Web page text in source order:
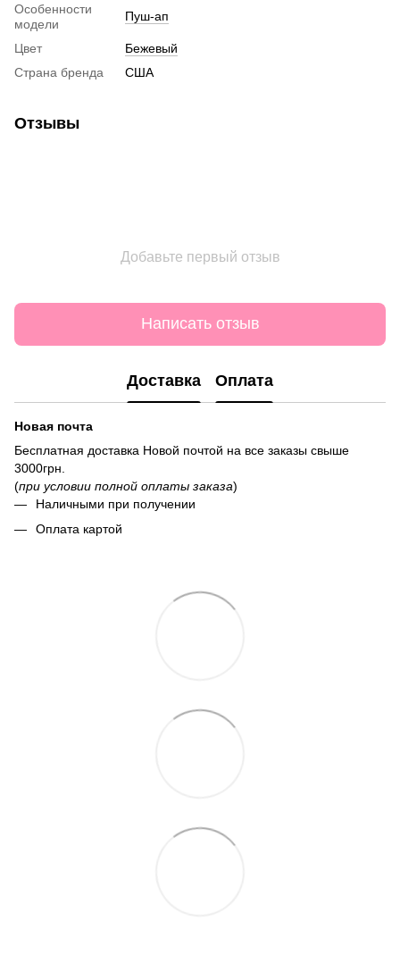
Особенности
модели
Пуш-ап
Цвет
Бежевый
Страна бренда
США
Отзывы
Добавьте первый отзыв
Написать отзыв
Доставка Оплата
Новая почта
Бесплатная доставка Новой почтой на все заказы свыше
3000грн.
(при условии полной оплаты заказа)
Наличными при получении
Оплата картой